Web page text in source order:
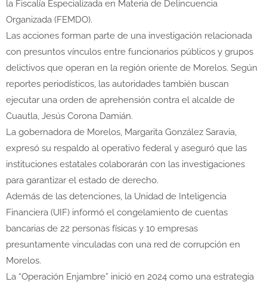
la Fiscalía Especializada en Materia de Delincuencia
Organizada (FEMDO).
Las acciones forman parte de una investigación relacionada
con presuntos vínculos entre funcionarios públicos y grupos
delictivos que operan en la región oriente de Morelos. Según
reportes periodísticos, las autoridades también buscan
ejecutar una orden de aprehensión contra el alcalde de
Cuautla, Jesús Corona Damián.
La gobernadora de Morelos, Margarita González Saravia,
expresó su respaldo al operativo federal y aseguró que las
instituciones estatales colaborarán con las investigaciones
para garantizar el estado de derecho.
Además de las detenciones, la Unidad de Inteligencia
Financiera (UIF) informó el congelamiento de cuentas
bancarias de 22 personas físicas y 10 empresas
presuntamente vinculadas con una red de corrupción en
Morelos.
La “Operación Enjambre” inició en 2024 como una estrategia